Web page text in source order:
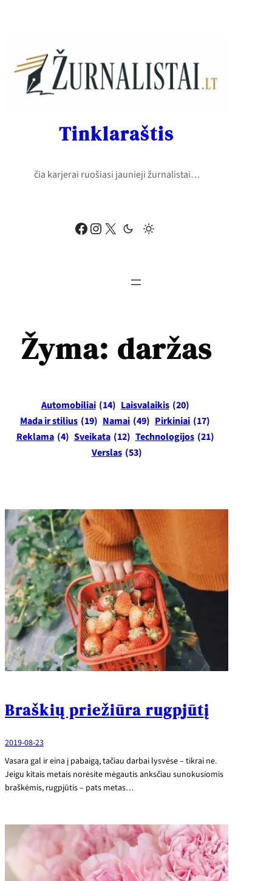
Facebook Instagram X
Tinklaraštis
čia karjerai ruošiasi jaunieji žurnalistai…
Žyma: daržas
Automobiliai (14) Laisvalaikis (20)
Mada ir stilius (19) Namai (49) Pirkiniai (17)
Reklama (4) Sveikata (12) Technologijos (21)
Verslas (53)
Braškių priežiūra rugpjūtį
2019-08-23
Vasara gal ir eina į pabaigą, tačiau darbai lysvėse – tikrai ne.
Jeigu kitais metais norėsite mėgautis anksčiau sunokusiomis
braškėmis, rugpjūtis – pats metas…